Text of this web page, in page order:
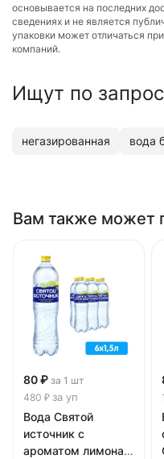
основывается на последних
сведениях и не является
упаковки может отличаться
компаний.
Ищут по
негазированная вода
Вам также может
80 ₽ за 1 шт
480 ₽ за уп
Вода Святой
источник с
ароматом лимона и